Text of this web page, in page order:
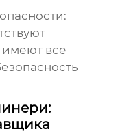
имеют все